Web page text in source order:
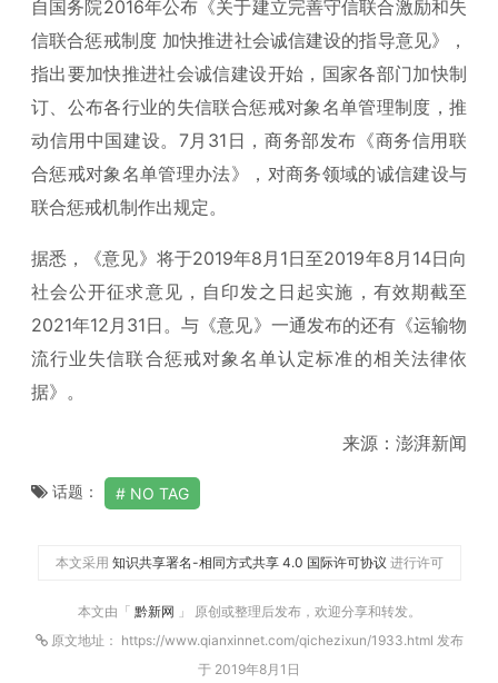
自国务院2016年公布《关于建立完善守信联合激励和失
信联合惩戒制度 加快推进社会诚信建设的指导意见》，
指出要加快推进社会诚信建设开始，国家各部门加快制
订、公布各行业的失信联合惩戒对象名单管理制度，推
动信用中国建设。7月31日，商务部发布《商务信用联
合惩戒对象名单管理办法》，对商务领域的诚信建设与
联合惩戒机制作出规定。
据悉，《意见》将于2019年8月1日至2019年8月14日向
社会公开征求意见，自印发之日起实施，有效期截至
2021年12月31日。与《意见》一通发布的还有《运输物
流行业失信联合惩戒对象名单认定标准的相关法律依
据》。
来源：澎湃新闻
话题： NO TAG
本文采用 知识共享署名-相同方式共享 4.0 国际许可协议 进行许可
本文由「 黔新网 」 原创或整理后发布，欢迎分享和转发。
原文地址： https://www.qianxinnet.com/qichezixun/1933.html 发布
于 2019年8月1日